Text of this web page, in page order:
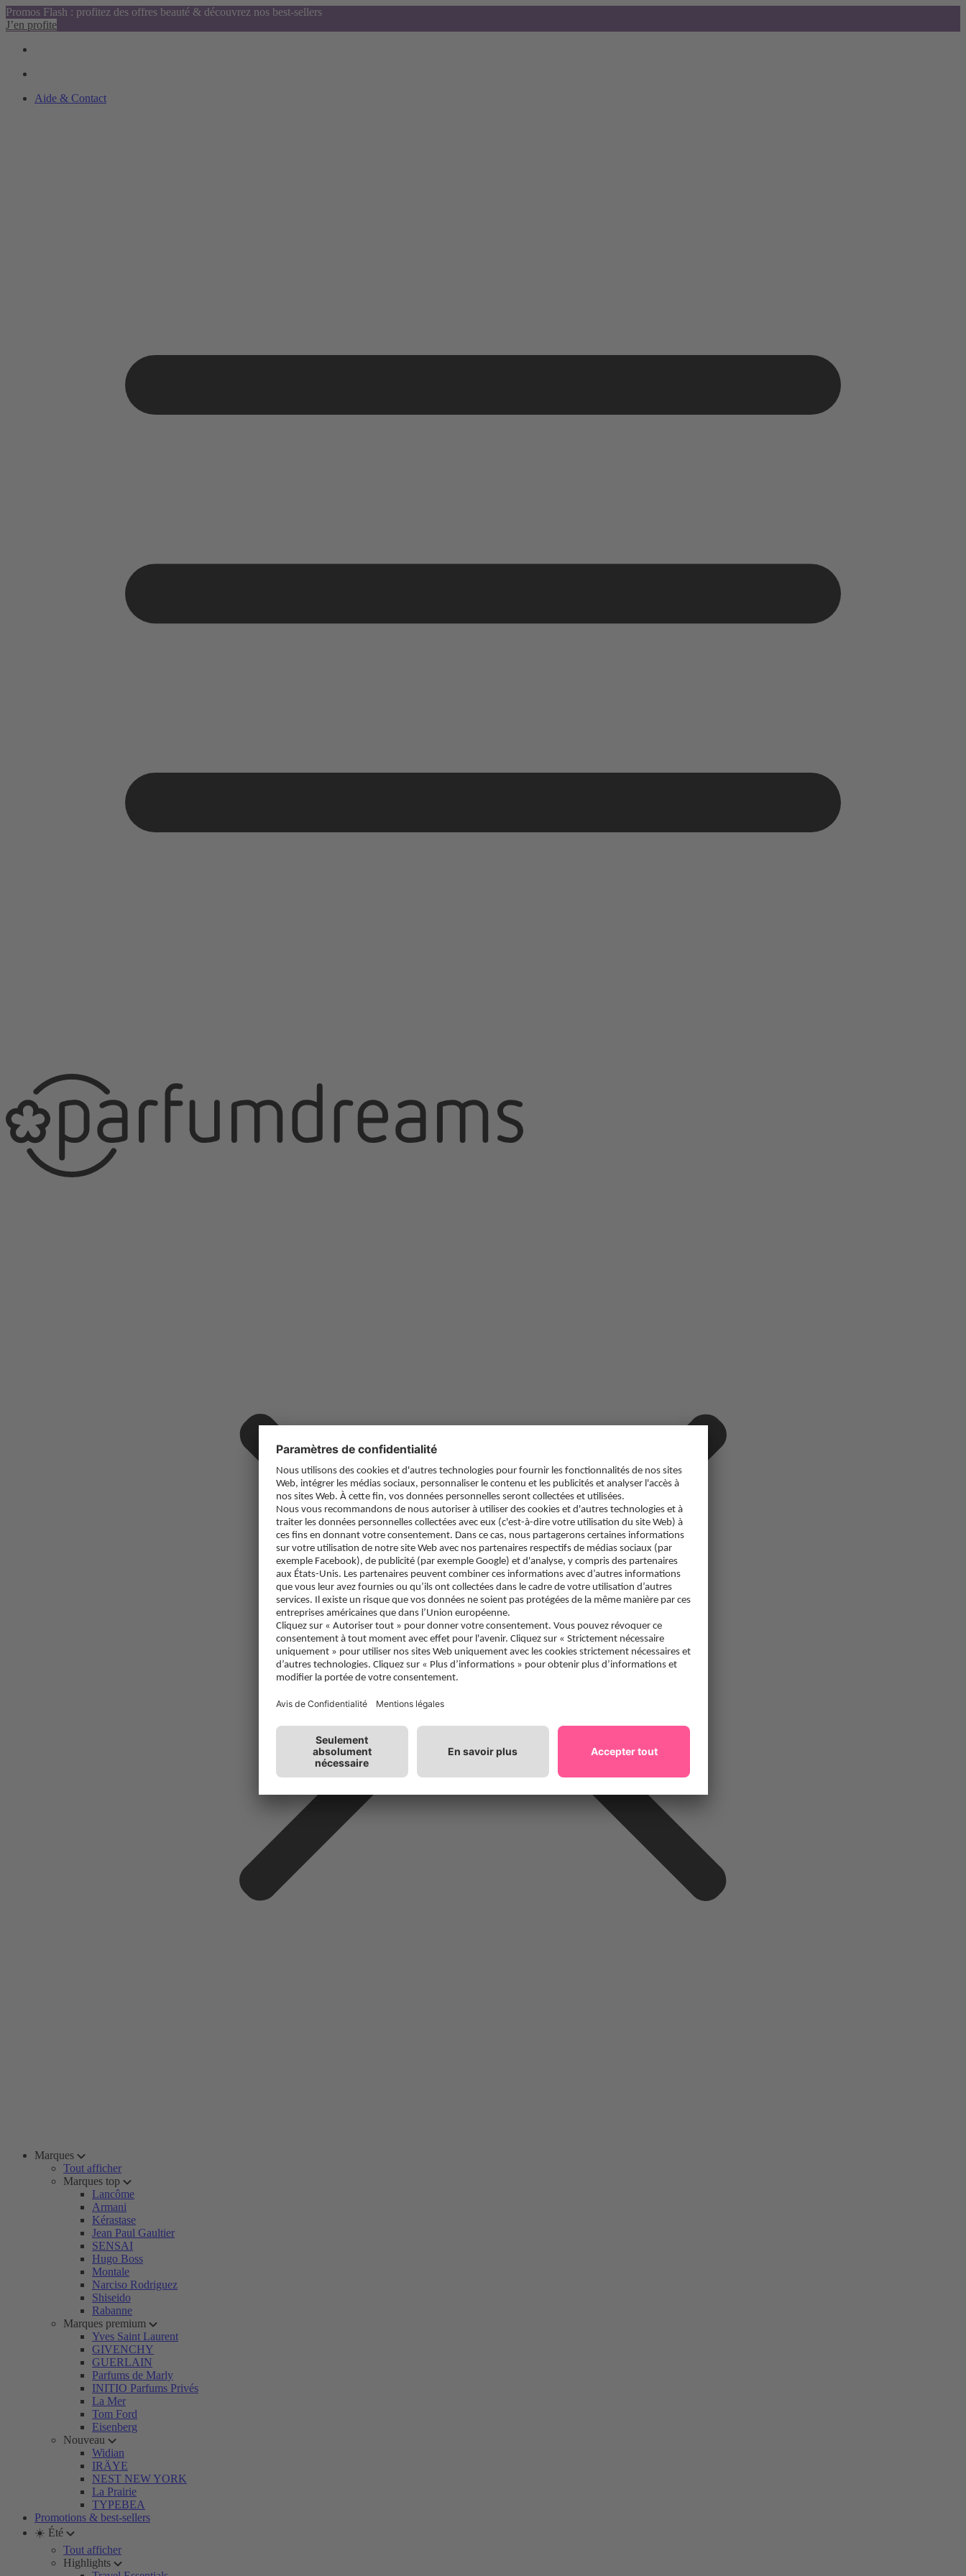
Promos Flash : profitez des offres beauté & découvrez nos best-sellers
J’en profite
Aide & Contact
Marques
Tout afficher
Marques top
Lancôme
Armani
Kérastase
Jean Paul Gaultier
SENSAI
Hugo Boss
Montale
Narciso Rodriguez
Shiseido
Rabanne
Marques premium
Yves Saint Laurent
GIVENCHY
GUERLAIN
Parfums de Marly
INITIO Parfums Privés
La Mer
Tom Ford
Eisenberg
Nouveau
Widian
IRÄYE
NEST NEW YORK
La Prairie
TYPEBEA
Promotions & best-sellers
☀️ Été
Tout afficher
Highlights